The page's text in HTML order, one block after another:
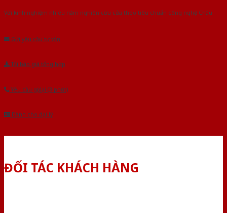
Với kinh nghiệm nhiêu năm nghiên cứu cửa theo tiêu chuẩn công nghệ Châu
Gửi yêu cầu tư vấn
Tải báo giá tổng hợp
Yêu cầu gọi lại (3 phút)
Dành cho đại lý
ĐỐI TÁC KHÁCH HÀNG